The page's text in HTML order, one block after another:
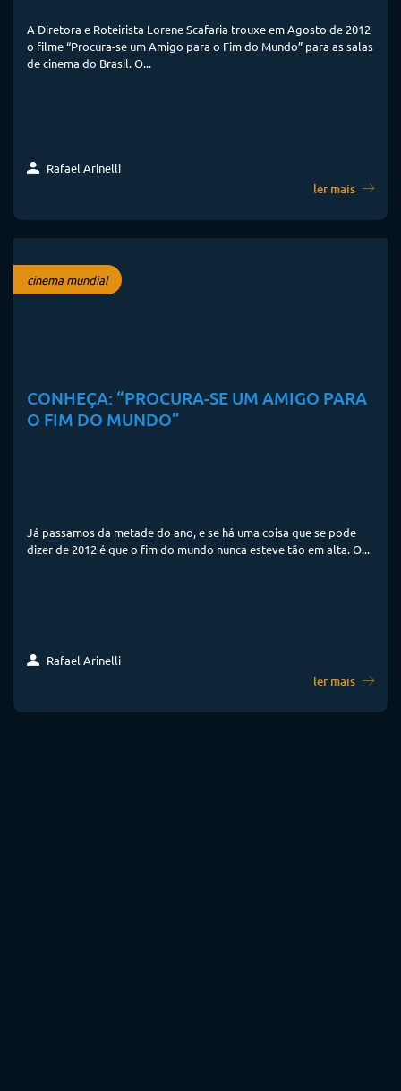
A Diretora e Roteirista Lorene Scafaria trouxe em Agosto de 2012
o filme “Procura-se um Amigo para o Fim do Mundo” para as salas
de cinema do Brasil. O...
Rafael Arinelli
ler mais
cinema mundial
CONHEÇA: “PROCURA-SE UM AMIGO PARA
O FIM DO MUNDO”
Já passamos da metade do ano, e se há uma coisa que se pode
dizer de 2012 é que o fim do mundo nunca esteve tão em alta. O...
Rafael Arinelli
ler mais